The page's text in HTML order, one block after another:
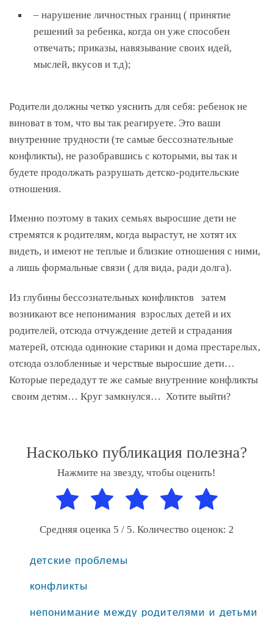
– нарушение личностных границ ( принятие
решений за ребенка, когда он уже способен
отвечать; приказы, навязывание своих идей,
мыслей, вкусов и т.д);
Родители должны четко уяснить для себя: ребенок не
виноват в том, что вы так реагируете. Это ваши
внутренние трудности (те самые бессознательные
конфликты), не разобравшись с которыми, вы так и
будете продолжать разрушать детско-родительские
отношения.
Именно поэтому в таких семьях выросшие дети не
стремятся к родителям, когда вырастут, не хотят их
видеть, и имеют не теплые и близкие отношения с ними,
а лишь формальные связи ( для вида, ради долга).
Из глубины бессознательных конфликтов затем
возникают все непонимания взрослых детей и их
родителей, отсюда отчуждение детей и страдания
матерей, отсюда одинокие старики и дома престарелых,
отсюда озлобленные и черствые выросшие дети…
Которые передадут те же самые внутренние конфликты
своим детям… Круг замкнулся… Хотите выйти?
Насколько публикация полезна?
Нажмите на звезду, чтобы оценить!
Средняя оценка 5 / 5. Количество оценок: 2
детские проблемы
конфликты
непонимание между родителями и детьми